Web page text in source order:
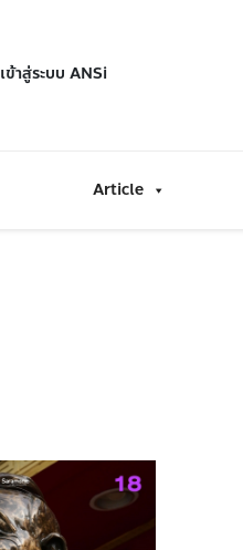
เข้าสู่ระบบ ANSi
Article